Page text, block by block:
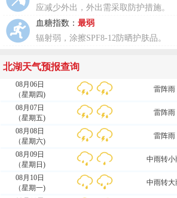
应减少外出，外出需采取防护措施。
血糖指数： 最弱
辐射弱，涂擦SPF8-12防晒护肤品。
北湖天气预报查询
08月06日
（星期四)
雷阵雨
08月07日
（星期五)
雷阵雨
08月08日
（星期六)
雷阵雨
08月09日
（星期日)
中雨转小
08月10日
（星期一)
中雨转大